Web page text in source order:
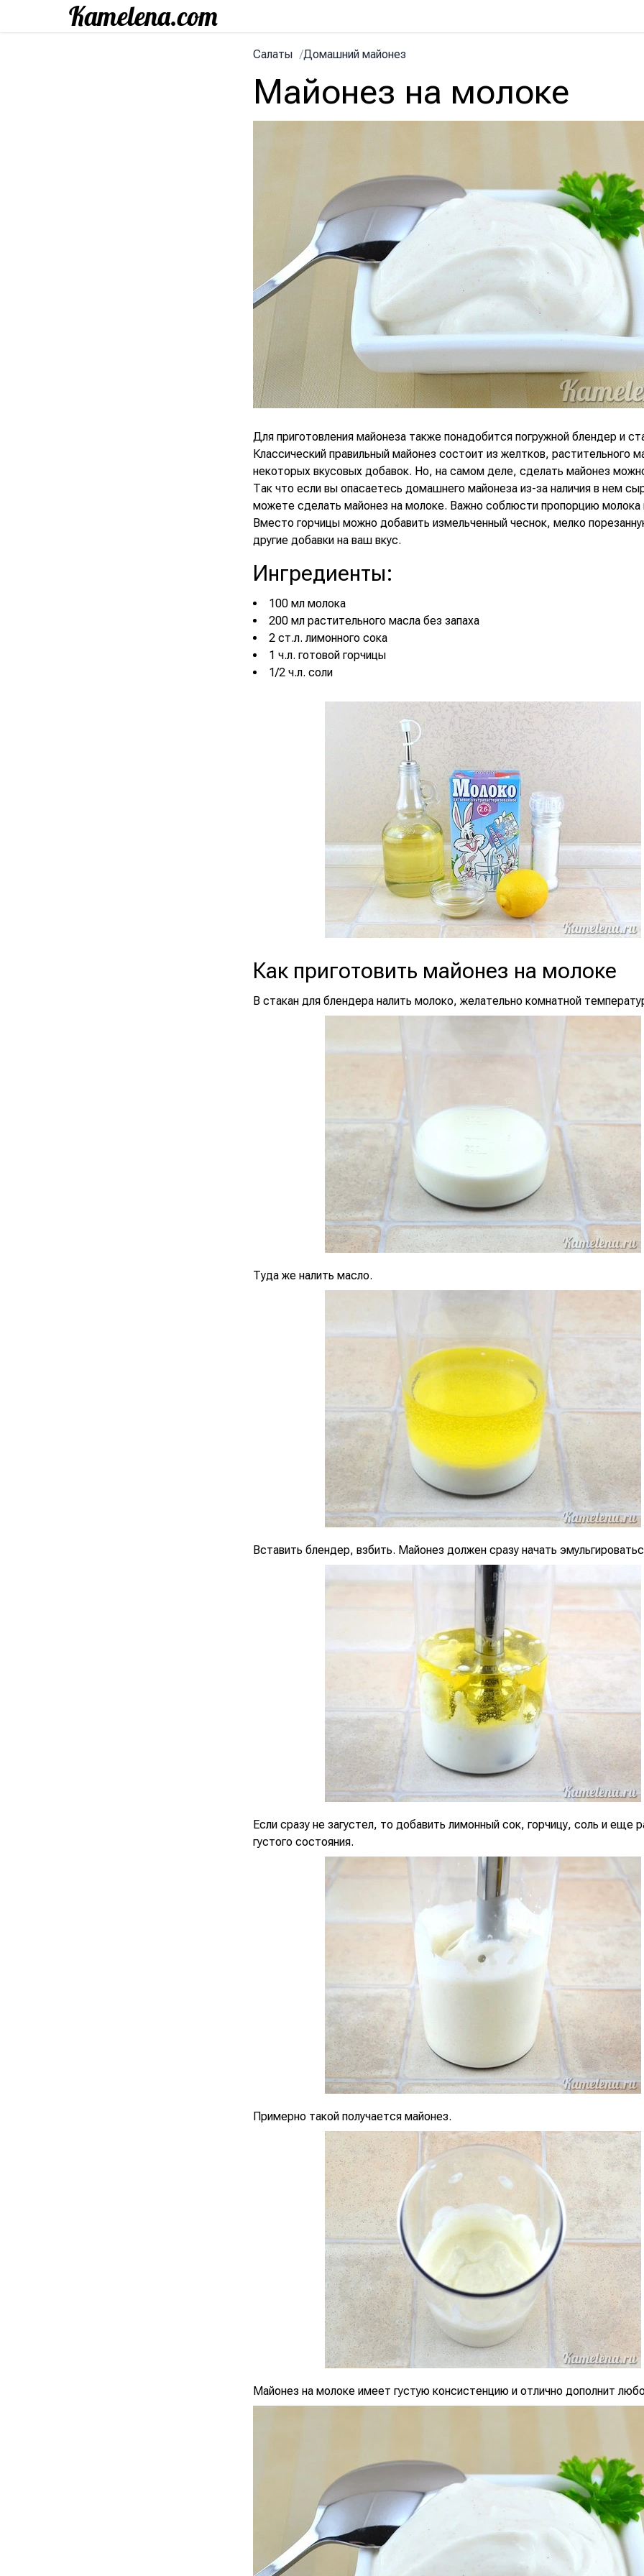
Салаты /Домашний майонез
Майонез на молоке
Для приготовления майонеза также понадобится погружной блендер и
Классический правильный майонез состоит из желтков, растительного
некоторых вкусовых добавок. Но, на самом деле, сделать майонез
Так что если вы опасаетесь домашнего майонеза из-за наличия в нем
можете сделать майонез на молоке. Важно соблюсти пропорцию молока
Вместо горчицы можно добавить измельченный чеснок, мелко
другие добавки на ваш вкус.
Ингредиенты:
100 мл молока
200 мл растительного масла без запаха
2 ст.л. лимонного сока
1 ч.л. готовой горчицы
1/2 ч.л. соли
Как приготовить майонез на молоке
В стакан для блендера налить молоко, желательно комнатной
Туда же налить масло.
Вставить блендер, взбить. Майонез должен сразу начать
Если сразу не загустел, то добавить лимонный сок, горчицу, соль и еще
густого состояния.
Примерно такой получается майонез.
Майонез на молоке имеет густую консистенцию и отлично дополнит